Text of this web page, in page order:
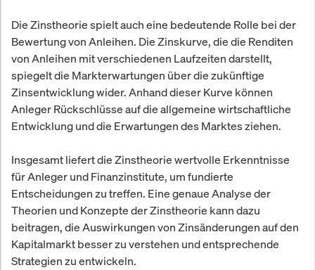
Die Zinstheorie spielt auch eine bedeutende Rolle bei der
Bewertung von Anleihen. Die Zinskurve, die die Renditen
von Anleihen mit verschiedenen Laufzeiten darstellt,
spiegelt die Markterwartungen über die zukünftige
Zinsentwicklung wider. Anhand dieser Kurve können
Anleger Rückschlüsse auf die allgemeine wirtschaftliche
Entwicklung und die Erwartungen des Marktes ziehen.
Insgesamt liefert die Zinstheorie wertvolle Erkenntnisse
für Anleger und Finanzinstitute, um fundierte
Entscheidungen zu treffen. Eine genaue Analyse der
Theorien und Konzepte der Zinstheorie kann dazu
beitragen, die Auswirkungen von Zinsänderungen auf den
Kapitalmarkt besser zu verstehen und entsprechende
Strategien zu entwickeln.